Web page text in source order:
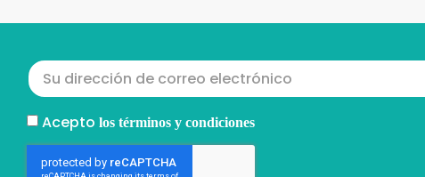
Acepto los términos y condiciones